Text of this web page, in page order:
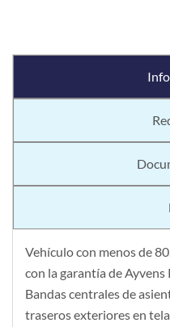
Vehículo con menos de
con la garantía de
Bandas centrales de
traseros exteriores en